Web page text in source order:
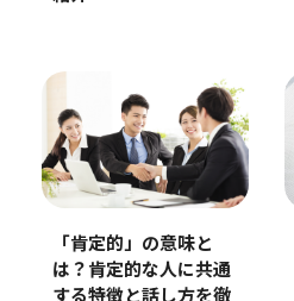
「肯定的」の意味と
は？肯定的な人に共通
する特徴と話し方を徹